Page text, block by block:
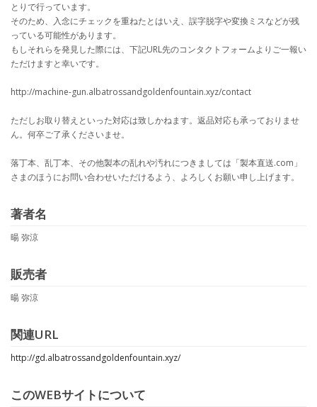
とりで行っています。
そのため、入念にチェックを重ねたとはいえ、誤字脱字や変換ミスなどが残
っている可能性があります。
もしそれらを発見した際には、下記URL先のコンタクトフォームよりご一報い
ただけますと幸いです。
http://machine-gun.albatrossandgoldenfountain.xyz/contact
ただしお取り替えといった対応は致しかねます。返品対応も承っておりませ
ん。何卒ご了承くださいませ。
落丁本、乱丁本、その他製本の乱れや汚れにつきましては「製本直送.com」
さまのほうにお問い合わせいただけるよう、よろしくお願い申し上げます。
著者名
暘 弥涼
販売者
暘 弥涼
関連URL
http://gd.albatrossandgoldenfountain.xyz/
このWEBサイトについて